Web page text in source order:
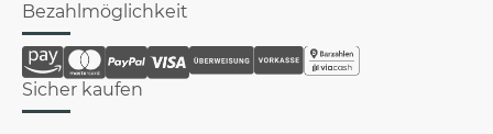
Bezahlmöglichkeit
Sicher kaufen